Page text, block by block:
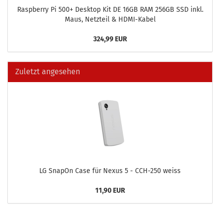
Raspber­ry Pi 500+ Desk­top Kit DE 16GB RAM 256GB SSD inkl.
Maus, Netz­teil & HDMI-​Kabel
324,99 EUR
Zuletzt angesehen
LG Sna­pOn Case für Nexus 5 - CCH-​250 weiss
11,90 EUR